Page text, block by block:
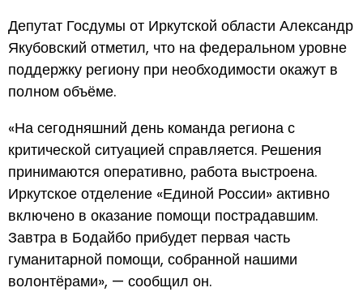
Депутат Госдумы от Иркутской области Александр
Якубовский отметил, что на федеральном уровне
поддержку региону при необходимости окажут в
полном объёме.
«На сегодняшний день команда региона с
критической ситуацией справляется. Решения
принимаются оперативно, работа выстроена.
Иркутское отделение «Единой России» активно
включено в оказание помощи пострадавшим.
Завтра в Бодайбо прибудет первая часть
гуманитарной помощи, собранной нашими
волонтёрами», — сообщил он.